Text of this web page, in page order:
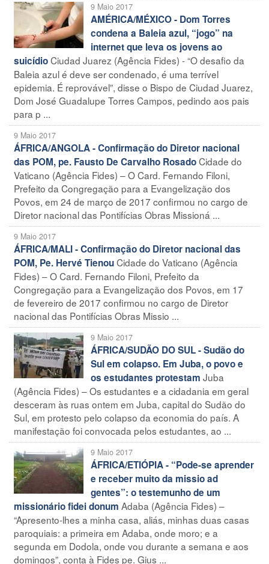
9 Maio 2017
AMÉRICA/MÉXICO - Dom Torres
condena a Baleia azul, “jogo” na
internet que leva os jovens ao
suicídioCiudad Juarez (Agência Fides) - “O desafio da
Baleia azul é deve ser condenado, é uma terrível
epidemia. É reprovável”, disse o Bispo de Ciudad Juarez,
Dom José Guadalupe Torres Campos, pedindo aos pais
para p ...
9 Maio 2017
ÁFRICA/ANGOLA - Confirmação do Diretor nacional
das POM, pe. Fausto De Carvalho RosadoCidade do
Vaticano (Agência Fides) – O Card. Fernando Filoni,
Prefeito da Congregação para a Evangelização dos
Povos, em 24 de março de 2017 confirmou no cargo de
Diretor nacional das Pontifícias Obras Missioná ...
9 Maio 2017
ÁFRICA/MALI - Confirmação do Diretor nacional das
POM, Pe. Hervé TienouCidade do Vaticano (Agência
Fides) – O Card. Fernando Filoni, Prefeito da
Congregação para a Evangelização dos Povos, em 17
de fevereiro de 2017 confirmou no cargo de Diretor
nacional das Pontifícias Obras Missio ...
9 Maio 2017
ÁFRICA/SUDÃO DO SUL - Sudão do
Sul em colapso. Em Juba, o povo e
os estudantes protestam Juba
(Agência Fides) – Os estudantes e a cidadania em geral
desceram às ruas ontem em Juba, capital do Sudão do
Sul, em protesto pelo colapso da economia do país. A
manifestação foi convocada pelos estudantes, ao ...
9 Maio 2017
ÁFRICA/ETIÓPIA - “Pode-se aprender
e receber muito da missio ad
gentes”: o testemunho de um
missionário fidei donum Adaba (Agência Fides) –
“Apresento-lhes a minha casa, aliás, minhas duas casas
paroquiais: a primeira em Adaba, onde moro; e a
segunda em Dodola, onde vou durante a semana e aos
domingos”, conta à Fides pe. Gius ...